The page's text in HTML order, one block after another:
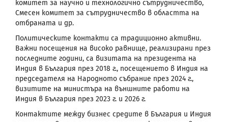
комитет за научно и технологично сътрудничество,
Смесен комитет за сътрудничество в областта на
отбраната и др.
Политическите контакти са традиционно активни.
Важни посещения на високо равнище, реализирани през
последните години, са визитата на президента на
Индия в България през 2018 г., посещението в Индия на
председателя на Народното събрание през 2024 г.,
визитите на министъра на външните работи на
Индия в България през 2023 г. и 2026 г.
Контактите между бизнес средите в България и Индия